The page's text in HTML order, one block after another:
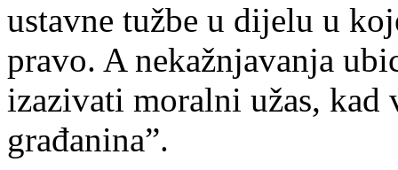
ustavne tužbe u dijelu u
pravo. A nekažnjavanja
izazivati moralni užas, kad
građanina”.